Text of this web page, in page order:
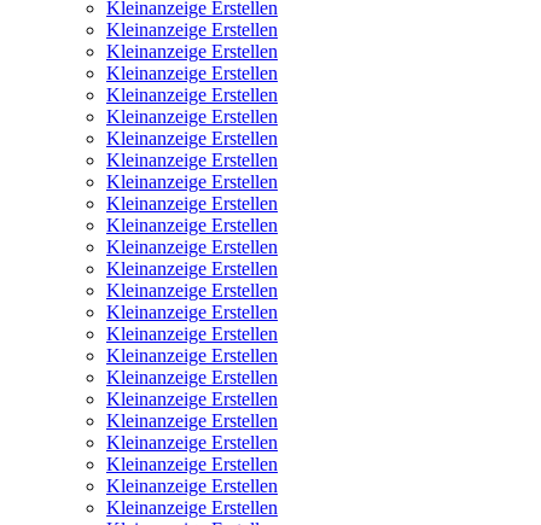
Kleinanzeige Erstellen
Kleinanzeige Erstellen
Kleinanzeige Erstellen
Kleinanzeige Erstellen
Kleinanzeige Erstellen
Kleinanzeige Erstellen
Kleinanzeige Erstellen
Kleinanzeige Erstellen
Kleinanzeige Erstellen
Kleinanzeige Erstellen
Kleinanzeige Erstellen
Kleinanzeige Erstellen
Kleinanzeige Erstellen
Kleinanzeige Erstellen
Kleinanzeige Erstellen
Kleinanzeige Erstellen
Kleinanzeige Erstellen
Kleinanzeige Erstellen
Kleinanzeige Erstellen
Kleinanzeige Erstellen
Kleinanzeige Erstellen
Kleinanzeige Erstellen
Kleinanzeige Erstellen
Kleinanzeige Erstellen